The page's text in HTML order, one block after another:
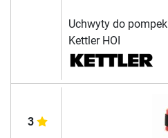
Uchwyty do pompek
Kettler HOI
3